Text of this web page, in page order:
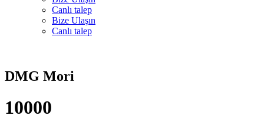
Canlı talep
Bize Ulaşın
Canlı talep
DMG Mori
10000